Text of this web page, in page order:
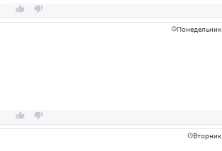
 
Понедельник
 
Вторник